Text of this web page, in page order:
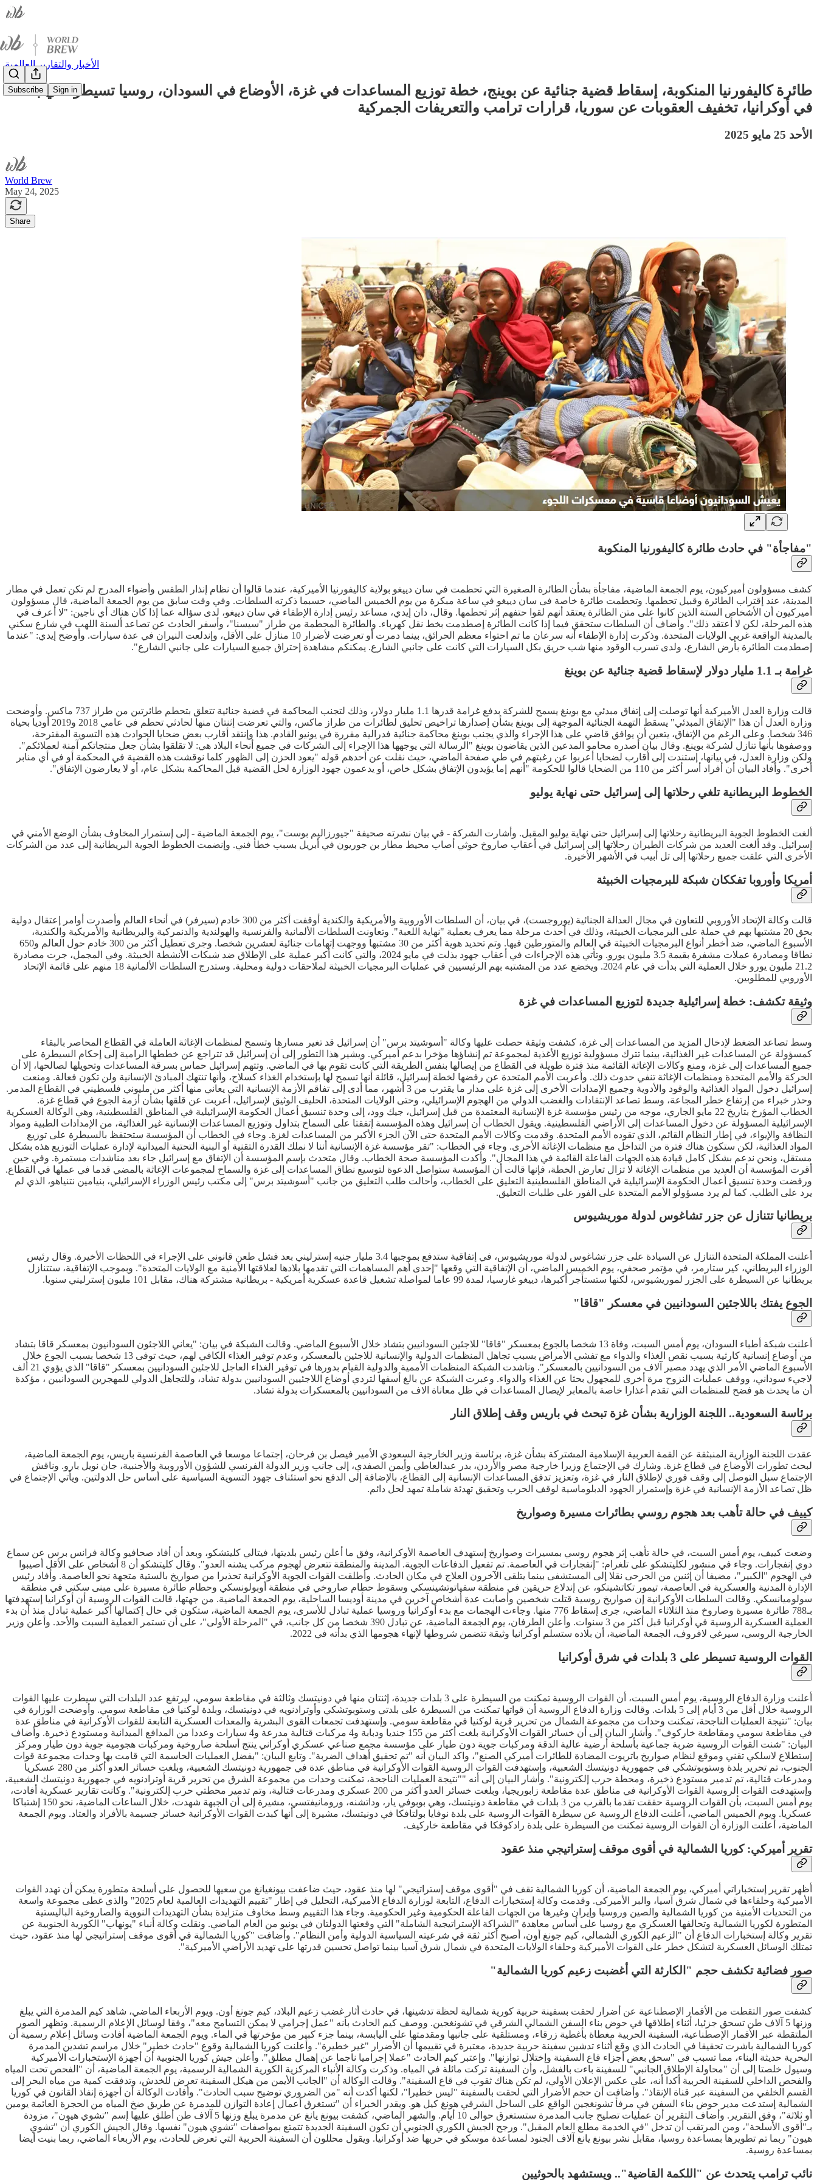
Subscribe Sign in
الأخبار والتقارير العالمية
طائرة كاليفورنيا المنكوبة، إسقاط قضية جنائية عن بوينج، خطة توزيع المساعدات في غزة، الأوضاع في السودان، روسيا تسيطر علي بلدات
في أوكرانيا، تخفيف العقوبات عن سوريا، قرارات ترامب والتعريفات الجمركية
الأحد 25 مايو 2025
World Brew
May 24, 2025
Share
"مفاجأة" في حادث طائرة كاليفورنيا المنكوبة
كشف مسؤولون أميركيون، يوم الجمعة الماضية، مفاجأة بشأن الطائرة الصغيرة التي تحطمت في سان دييغو بولاية كاليفورنيا الأميركية، عندما قالوا أن نظام إنذار الطقس وأضواء المدرج لم تكن تعمل في مطار
المدينة، عند إقتراب الطائرة وقبيل تحطمها. وتحطمت طائرة خاصة فى سان دييغو في ساعة مبكرة من يوم الخميس الماضي، حسبما ذكرته السلطات. وفي وقت سابق من يوم الجمعة الماضية، قال مسؤولون
أميركيون أن الأشخاص الستة الذين كانوا على متن الطائرة يعتقد أنهم لقوا حتفهم إثر تحطمها. وقال، دان إيدي، مساعد رئيس إدارة الإطفاء في سان دييغو، لدى سؤاله عما إذا كان هناك أي ناجين: "لا أعرف في
هذه المرحلة، لكن لا أعتقد ذلك". وأضاف أن السلطات ستحقق فيما إذا كانت الطائرة إصطدمت بخط نقل كهرباء. والطائرة المحطمة من طراز "سيسنا"، وأسفر الحادث عن تصاعد ألسنة اللهب في شارع سكني
بالمدينة الواقعة غربي الولايات المتحدة. وذكرت إدارة الإطفاء أنه سرعان ما تم احتواء معظم الحرائق، بينما دمرت أو تعرضت لأضرار 10 منازل على الأقل، وإندلعت النيران في عدة سيارات. وأوضح إيدي: "عندما
إصطدمت الطائرة بأرض الشارع، ولدى تسرب الوقود منها شب حريق بكل السيارات التي كانت على جانبي الشارع. يمكنكم مشاهدة إحتراق جميع السيارات على جانبي الشارع".
غرامة بـ 1.1 مليار دولار لإسقاط قضية جنائية عن بوينغ
قالت وزارة العدل الأميركية أنها توصلت إلى إتفاق مبدئي مع بوينغ يسمح للشركة بدفع غرامة قدرها 1.1 مليار دولار، وذلك لتجنب المحاكمة في قضية جنائية تتعلق بتحطم طائرتين من طراز 737 ماكس. وأوضحت
وزارة العدل أن هذا "الإتفاق المبدئي" يسقط التهمة الجنائية الموجهة إلى بوينغ بشأن إصدارها تراخيص تحليق لطائرات من طراز ماكس، والتي تعرضت إثنتان منها لحادثي تحطم في عامي 2018 و2019 أوديا بحياة
346 شخصا. وعلى الرغم من الإتفاق، يتعين أن يوافق قاضي على هذا الإجراء والذي يجنب بوينغ محاكمة جنائية فدرالية مقررة في يونيو القادم. هذا وإنتقد أقارب بعض ضحايا الحوادث هذه التسوية المقترحة،
ووصفوها بأنها تنازل لشركة بوينغ. وقال بيان أصدره محامو المدعين الذين يقاضون بوينغ "الرسالة التي يوجهها هذا الإجراء إلى الشركات في جميع أنحاء البلاد هي: لا تقلقوا بشأن جعل منتجاتكم آمنة لعملائكم".
ولكن وزارة العدل، في بيانها، إستندت إلى أقارب لضحايا أعربوا عن رغبتهم في طي صفحة الماضي، حيث نقلت عن أحدهم قوله "يعود الحزن إلى الظهور كلما نوقشت هذه القضية في المحكمة أو في أي منابر
أخرى". وأفاد البيان أن أفراد أسر أكثر من 110 من الضحايا قالوا للحكومة "أنهم إما يؤيدون الإتفاق بشكل خاص، أو يدعمون جهود الوزارة لحل القضية قبل المحاكمة بشكل عام، أو لا يعارضون الإتفاق".
الخطوط البريطانية تلغي رحلاتها إلى إسرائيل حتى نهاية يوليو
ألغت الخطوط الجوية البريطانية رحلاتها إلى إسرائيل حتى نهاية يوليو المقبل. وأشارت الشركة - في بيان نشرته صحيفة "جيورزاليم بوست"، يوم الجمعة الماضية - إلى إستمرار المخاوف بشأن الوضع الأمني في
إسرائيل. وقد ألغت العديد من شركات الطيران رحلاتها إلى إسرائيل في أعقاب صاروخ حوثي أصاب محيط مطار بن جوريون في أبريل بسبب خطأ فني. وإنضمت الخطوط الجوية البريطانية إلى عدد من الشركات
الأخرى التي علقت جميع رحلاتها إلى تل أبيب في الأشهر الأخيرة.
أمريكا وأوروبا تفككان شبكة للبرمجيات الخبيثة
قالت وكالة الإتحاد الأوروبي للتعاون في مجال العدالة الجنائية (يوروجست)، في بيان، أن السلطات الأوروبية والأمريكية والكندية أوقفت أكثر من 300 خادم (سيرفر) في أنحاء العالم وأصدرت أوامر إعتقال دولية
بحق 20 مشتبها بهم في حملة على البرمجيات الخبيثة، وذلك في أحدث مرحلة مما يعرف بعملية "نهاية اللعبة". وتعاونت السلطات الألمانية والفرنسية والهولندية والدنمركية والبريطانية والأمريكية والكندية،
الأسبوع الماضي، ضد أخطر أنواع البرمجيات الخبيثة في العالم والمتورطين فيها. وتم تحديد هوية أكثر من 30 مشتبها ووجهت إتهامات جنائية لعشرين شخصا. وجرى تعطيل أكثر من 300 خادم حول العالم و650
نطاقا ومصادرة عملات مشفرة بقيمة 3.5 مليون يورو. وتأتي هذه الإجراءات في أعقاب جهود بذلت في مايو 2024، والتي كانت أكبر عملية على الإطلاق ضد شبكات الأنشطة الخبيثة. وفي المجمل، جرت مصادرة
21.2 مليون يورو خلال العملية التي بدأت في عام 2024. ويخضع عدد من المشتبه بهم الرئيسيين في عمليات البرمجيات الخبيثة لملاحقات دولية ومحلية. وستدرج السلطات الألمانية 18 منهم على قائمة الإتحاد
الأوروبي للمطلوبين.
وثيقة تكشف: خطة إسرائيلية جديدة لتوزيع المساعدات في غزة
وسط تصاعد الضغط لإدخال المزيد من المساعدات إلى غزة، كشفت وثيقة حصلت عليها وكالة "أسوشيتد برس" أن إسرائيل قد تغير مسارها وتسمح لمنظمات الإغاثة العاملة في القطاع المحاصر بالبقاء
كمسؤولة عن المساعدات غير الغذائية، بينما تترك مسؤولية توزيع الأغذية لمجموعة تم إنشاؤها مؤخرا بدعم أميركي. ويشير هذا التطور إلى أن إسرائيل قد تتراجع عن خططها الرامية إلى إحكام السيطرة على
جميع المساعدات إلى غزة، ومنع وكالات الإغاثة القائمة منذ فترة طويلة في القطاع من إيصالها بنفس الطريقة التي كانت تقوم بها في الماضي. وتتهم إسرائيل حماس بسرقة المساعدات وتحويلها لصالحها، إلا أن
الحركة والأمم المتحدة ومنظمات الإغاثة تنفي حدوث ذلك. وأعربت الأمم المتحدة عن رفضها لخطة إسرائيل، قائلة أنها تسمح لها بإستخدام الغذاء كسلاح، وأنها تنتهك المبادئ الإنسانية ولن تكون فعالة. ومنعت
إسرائيل دخول المواد الغذائية والوقود والأدوية وجميع الإمدادات الأخرى إلى غزة على مدار ما يقترب من 3 أشهر، مما أدى إلى تفاقم الأزمة الإنسانية التي يعاني منها أكثر من مليوني فلسطيني في القطاع المدمر.
وحذر خبراء من إرتفاع خطر المجاعة، وسط تصاعد الإنتقادات والغضب الدولي من الهجوم الإسرائيلي، وحتى الولايات المتحدة، الحليف الوثيق لإسرائيل، أعربت عن قلقها بشأن أزمة الجوع في قطاع غزة.
الخطاب المؤرخ بتاريخ 22 مايو الجاري، موجه من رئيس مؤسسة غزة الإنسانية المعتمدة من قبل إسرائيل، جيك وود، إلى وحدة تنسيق أعمال الحكومة الإسرائيلية في المناطق الفلسطينية، وهي الوكالة العسكرية
الإسرائيلية المسؤولة عن دخول المساعدات إلى الأراضي الفلسطينية. ويقول الخطاب أن إسرائيل وهذه المؤسسة إتفقتا على السماح بتداول وتوزيع المساعدات الإنسانية غير الغذائية، من الإمدادات الطبية ومواد
النظافة والإيواء، في إطار النظام القائم، الذي تقوده الأمم المتحدة. وقدمت وكالات الأمم المتحدة حتى الآن الجزء الأكبر من المساعدات لغزة. وجاء في الخطاب أن المؤسسة ستحتفظ بالسيطرة على توزيع
المواد الغذائية، لكن ستكون هناك فترة من التداخل مع منظمات الإغاثة الأخرى. وجاء في الخطاب: "تقر مؤسسة غزة الإنسانية أننا لا نملك القدرة التقنية أو البنية التحتية الميدانية لإدارة عمليات التوزيع هذه بشكل
مستقل، ونحن ندعم بشكل كامل قيادة هذه الجهات الفاعلة القائمة في هذا المجال". وأكدت المؤسسة صحة الخطاب. وقال متحدث بإسم المؤسسة أن الإتفاق مع إسرائيل جاء بعد مناشدات مستمرة. وفي حين
أقرت المؤسسة أن العديد من منظمات الإغاثة لا تزال تعارض الخطة، فإنها قالت أن المؤسسة ستواصل الدعوة لتوسيع نطاق المساعدات إلى غزة والسماح لمجموعات الإغاثة بالمضي قدما في عملها في القطاع.
ورفضت وحدة تنسيق أعمال الحكومة الإسرائيلية في المناطق الفلسطينية التعليق على الخطاب، وأحالت طلب التعليق من جانب "أسوشيتد برس" إلى مكتب رئيس الوزراء الإسرائيلي، بنيامين نتنياهو، الذي لم
يرد على الطلب. كما لم يرد مسؤولو الأمم المتحدة على الفور على طلبات التعليق.
بريطانيا تتنازل عن جزر تشاغوس لدولة موريشيوس
أعلنت المملكة المتحدة التنازل عن السيادة على جزر تشاغوس لدولة موريشيوس، في إتفاقية ستدفع بموجبها 3.4 مليار جنيه إسترليني بعد فشل طعن قانوني على الإجراء في اللحظات الأخيرة. وقال رئيس
الوزراء البريطاني، كير ستارمر، في مؤتمر صحفي، يوم الخميس الماضي، أن الإتفاقية التي وقعها "إحدى أهم المساهمات التي تقدمها بلادها لعلاقتها الأمنية مع الولايات المتحدة". وبموجب الإتفاقية، ستتنازل
بريطانيا عن السيطرة على الجزر لموريشيوس، لكنها ستستأجر أكبرها، دييغو غارسيا، لمدة 99 عاما لمواصلة تشغيل قاعدة عسكرية أمريكية - بريطانية مشتركة هناك، مقابل 101 مليون إسترليني سنويا.
الجوع يفتك باللاجئين السودانيين في معسكر "قاقا"
أعلنت شبكة أطباء السودان، يوم أمس السبت، وفاة 13 شخصا بالجوع بمعسكر "قاقا" للاجئين السودانيين بتشاد خلال الأسبوع الماضي. وقالت الشبكة في بيان: "يعاني اللاجئون السودانيون بمعسكر قاقا بتشاد
من أوضاع إنسانية كارثية بسبب نقص الغذاء والدواء مع تفشي الأمراض بسبب تجاهل المنظمات الدولية والإنسانية للاجئين بالمعسكر، وعدم توفير الغذاء الكافي لهم، حيث توفى 13 شخصا بسبب الجوع خلال
الأسبوع الماضي الأمر الذي يهدد مصير آلاف من السودانيين بالمعسكر". وناشدت الشبكة المنظمات الأممية والدولية القيام بدورها في توفير الغذاء العاجل للاجئين السودانيين بمعسكر "قاقا" الذي يؤوي 21 ألف
لاجيء سوداني، ووقف عمليات النزوح مرة أخرى للمجهول بحثا عن الغذاء والدواء. وعبرت الشبكة عن بالغ أسفها لتردي أوضاع اللاجئيين السودانيين بدولة تشاد، وللتجاهل الدولي للمهجرين السودانيين ، مؤكدة
أن ما يحدث هو فضح للمنظمات التي تقدم أعذارا خاصة بالمعابر لإيصال المساعدات في ظل معاناة الاف من السودانيين بالمعسكرات بدولة تشاد.
برئاسة السعودية.. اللجنة الوزارية بشأن غزة تبحث في باريس وقف إطلاق النار
عقدت اللجنة الوزارية المنبثقة عن القمة العربية الإسلامية المشتركة بشأن غزة، برئاسة وزير الخارجية السعودي الأمير فيصل بن فرحان، إجتماعا موسعا في العاصمة الفرنسية باريس، يوم الجمعة الماضية،
لبحث تطورات الأوضاع في قطاع غزة. وشارك في الإجتماع وزيرا خارجية مصر والأردن، بدر عبدالعاطي وأيمن الصفدي، إلى جانب وزير الدولة الفرنسي للشؤون الأوروبية والأجنبية، جان نويل بارو. وناقش
الإجتماع سبل التوصل إلى وقف فوري لإطلاق النار في غزة، وتعزيز تدفق المساعدات الإنسانية إلى القطاع، بالإضافة إلى الدفع نحو استئناف جهود التسوية السياسية على أساس حل الدولتين. ويأتي الإجتماع في
ظل تصاعد الأزمة الإنسانية في غزة وإستمرار الجهود الدبلوماسية لوقف الحرب وتحقيق تهدئة شاملة تمهد لحل دائم.
كييف في حالة تأهب بعد هجوم روسي بطائرات مسيرة وصواريخ
وضعت كييف، يوم أمس السبت، في حالة تأهب إثر هجوم روسي بمسيرات وصواريخ إستهدف العاصمة الأوكرانية، وفق ما أعلن رئيس بلديتها، فيتالي كليتشكو، وبعد أن أفاد صحافيو وكالة فرانس برس عن سماع
دوي إنفجارات. وجاء في منشور لكليتشكو على تلغرام: "إنفجارات في العاصمة. تم تفعيل الدفاعات الجوية. المدينة والمنطقة تتعرض لهجوم مركب يشنه العدو". وقال كليتشكو أن 8 أشخاص على الأقل أصيبوا
في الهجوم "الكبير"، مضيفا أن إثنين من الجرحى نقلا إلى المستشفى بينما يتلقى الآخرون العلاج في مكان الحادث. وأطلقت القوات الجوية الأوكرانية تحذيرا من صواريخ بالستية متجهة نحو العاصمة. وأفاد رئيس
الإدارة المدنية والعسكرية في العاصمة، تيمور تكاتشينكو، عن إندلاع حريقين في منطقة سفياتوتشينسكي وسقوط حطام صاروخي في منطقة أوبولونسكي وحطام طائرة مسيرة على مبنى سكني في منطقة
سولوميانسكي. وقالت السلطات الأوكرانية إن صواريخ روسية قتلت شخصين وأصابت عدة أشخاص آخرين في مدينة أوديسا الساحلية، يوم الجمعة الماضية. من جهتها، قالت القوات الروسية أن أوكرانيا إستهدفتها
بـ788 طائرة مسيرة وصاروخ منذ الثلاثاء الماضي، جرى إسقاط 776 منها. وجاءت الهجمات مع بدء أوكرانيا وروسيا عملية تبادل للأسرى، يوم الجمعة الماضية، ستكون في حال إكتمالها أكبر عملية تبادل منذ أن بدء
العملية العسكرية الروسية في أوكرانيا قبل أكثر من 3 سنوات. وأعلن الطرفان، يوم الجمعة الماضية، عن تبادل 390 شخصا من كل جانب، في "المرحلة الأولى"، على أن تستمر العملية السبت والأحد. وأعلن وزير
الخارجية الروسي، سيرغي لافروف، الجمعة الماضية، أن بلاده ستسلم أوكرانيا وثيقة تتضمن شروطها لإنهاء هجومها الذي بدأته في 2022.
القوات الروسية تسيطر على 3 بلدات في شرق أوكرانيا
أعلنت وزارة الدفاع الروسية، يوم أمس السبت، أن القوات الروسية تمكنت من السيطرة على 3 بلدات جديدة، إثنتان منها في دونيتسك وثالثة في مقاطعة سومي، ليرتفع عدد البلدات التي سيطرت عليها القوات
الروسية خلال أقل من 3 أيام إلى 5 بلدات. وقالت وزارة الدفاع الروسية أن قواتها تمكنت من السيطرة على بلدتي وستوبوتشكي وأوترادنويه في دونيتسك، وبلدة لوكنيا في مقاطعة سومي. وأوضحت الوزارة في
بيان: "نتيجة العمليات الناجحة، تمكنت وحدات من مجموعة الشمال من تحرير قرية لوكنيا في مقاطعة سومي. وإستهدفت تجمعات القوى البشرية والمعدات العسكرية التابعة للقوات الأوكرانية في مناطق عدة
في مقاطعة سومي ومقاطعة خاركوف". وأشار البيان إلى أن خسائر القوات الأوكرانية بلغت أكثر من 155 جنديا ودبابة و4 مركبات قتالية مدرعة و4 سيارات وعددا من المدافع الميدانية ومستودع ذخيرة. وأضاف
البيان: "شنت القوات الروسية ضربة جماعية بأسلحة أرضية عالية الدقة ومركبات جوية دون طيار على مؤسسة مجمع صناعي عسكري أوكراني ينتج أسلحة صاروخية ومركبات هجومية جوية دون طيار ومركز
إستطلاع لاسلكي تقني وموقع لنظام صواريخ باتريوت المضادة للطائرات أميركي الصنع"، واكد البيان أنه "تم تحقيق أهداف الضربة". وتابع البيان: "بفضل العمليات الحاسمة التي قامت بها وحدات مجموعة قوات
الجنوب، تم تحرير بلدة وستوبوتشكي في جمهورية دونيتسك الشعبية، وإستهدفت القوات الروسية القوات الأوكرانية في مناطق عدة في جمهورية دونيتسك الشعبية، وبلغت خسائر العدو أكثر من 280 عسكريا
ومدرعات قتالية، تم تدمير مستودع ذخيرة، ومحطة حرب إلكترونية". وأشار البيان إلى أنه ""نتيجة العمليات الناجحة، تمكنت وحدات من مجموعة الشرق من تحرير قرية أوترادنويه في جمهورية دونيتسك الشعبية،
وإستهدفت القوات الروسية القوات الأوكرانية في مناطق عدة مقاطعة زابوريجيا، وبلغت خسائر العدو أكثر من 200 عسكري ومدرعات قتالية، وتم تدمير محطتي حرب إلكترونية". وكانت تقارير عسكرية أفادت،
يوم أمس السبت، بأن القوات الروسية حققت تقدما بالقرب من 3 بلدات في مقاطعة دونيتسك، وهي بوبوفي يار، وداتشنه، ورومانيفتسي، مشيرة إلى أن الجبهة شهدت، خلال الساعات الماضية، نحو 150 إشتباكا
عسكريا. ويوم الخميس الماضي، أعلنت الدفاع الروسية عن سيطرة القوات الروسية على بلدة نوفايا بولتافكا في دونيتسك، مشيرة إلى أنها كبدت القوات الأوكرانية خسائر جسيمة بالأفراد والعتاد. ويوم الجمعة
الماضية، أعلنت الوزارة أن القوات الروسية تمكنت من السيطرة على بلدة رادكوفكا في مقاطعة خاركيف.
تقرير أميركي: كوريا الشمالية في أقوى موقف إستراتيجي منذ عقود
أظهر تقرير إستخباراتي أميركي، يوم الجمعة الماضية، أن كوريا الشمالية تقف في "أقوى موقف إستراتيجي" لها منذ عقود، حيث ضاعفت بيونغيانغ من سعيها للحصول على أسلحة متطورة يمكن أن تهدد القوات
الأميركية وحلفاءها في شمال شرق آسيا، والبر الأميركي. وقدمت وكالة إستخبارات الدفاع، التابعة لوزارة الدفاع الأميركية، التحليل في إطار "تقييم التهديدات العالمية لعام 2025" والذي غطى مجموعة واسعة
من التحديات الأمنية من كوريا الشمالية والصين وروسيا وإيران وغيرها من الجهات الفاعلة الحكومية وغير الحكومية. وجاء هذا التقييم وسط مخاوف متزايدة بشأن التهديدات النووية والصاروخية الباليستية
المتطورة لكوريا الشمالية وتحالفها العسكري مع روسيا على أساس معاهدة "الشراكة الإستراتيجية الشاملة" التي وقعتها الدولتان في يونيو من العام الماضي. ونقلت وكالة أنباء "يونهاب" الكورية الجنوبية عن
تقرير وكالة إستخبارات الدفاع أن "الزعيم الكوري الشمالي، كيم جونغ أون، أصبح أكثر ثقة في شرعيته السياسية الدولية وأمن النظام". وأضافت "كوريا الشمالية في أقوى موقف إستراتيجي لها منذ عقود، حيث
تمتلك الوسائل العسكرية لتشكل خطر على القوات الأميركية وحلفاء الولايات المتحدة في شمال شرق آسيا بينما تواصل تحسين قدرتها على تهديد الأراضي الأميركية".
صور فضائية تكشف حجم "الكارثة التي أغضبت زعيم كوريا الشمالية"
كشفت صور التقطت من الأقمار الإصطناعية عن أضرار لحقت بسفينة حربية كورية شمالية لحظة تدشينها، في حادث أثار غضب زعيم البلاد، كيم جونغ أون. ويوم الأربعاء الماضي، شاهد كيم المدمرة التي يبلغ
وزنها 5 آلاف طن تسحق جزئيا، أثناء إطلاقها في حوض بناء السفن الشمالي الشرقي في تشونغجين. ووصف كيم الحادث بأنه "عمل إجرامي لا يمكن التسامح معه"، وفقا لوسائل الإعلام الرسمية. وتظهر الصور
الملتقطة عبر الأقمار الإصطناعية، السفينة الحربية مغطاة بأغطية زرقاء، ومستلقية على جانبها ومقدمتها على اليابسة، بينما جزء كبير من مؤخرتها في الماء. ويوم الجمعة الماضية أفادت وسائل إعلام رسمية أن
كوريا الشمالية باشرت تحقيقا في الحادث الذي وقع أثناء تدشين سفينة حربية جديدة، معتبرة في تقييمها أن الأضرار "غير خطيرة". وأعلنت كوريا الشمالية وقوع "حادث خطير" خلال مراسم تشدين المدمرة
البحرية حديثة البناء، مما تسبب في "سحق بعض أجزاء قاع السفينة وإختلال توازنها". وإعتبر كيم الحادث "عملا إجراميا ناجما عن إهمال مطلق". وأعلن جيش كوريا الجنوبية أن أجهزة الإستخبارات الأميركية
وسيول خلصتا إلى أن "محاولة الإطلاق الجانبي" للسفينة باءت بالفشل، وأن السفينة تركت مائلة في المياه. وذكرت وكالة الأنباء المركزية الكورية الشمالية الرسمية، يوم الجمعة الماضية، أن "الفحص تحت المياه
والفحص الداخلي للسفينة الحربية أكدا أنه، على عكس الإعلان الأولي، لم تكن هناك ثقوب في قاع السفينة". وقالت الوكالة أن "الجانب الأيمن من هيكل السفينة تعرض للخدش، وتدفقت كمية من مياه البحر إلى
القسم الخلفي من السفينة عبر قناة الإنقاذ". وأضافت أن حجم الأضرار التي لحقت بالسفينة "ليس خطيرا"، لكنها أكدت أنه "من الضروري توضيح سبب الحادث". وأفادت الوكالة أن أجهزة إنفاذ القانون في كوريا
الشمالية إستدعت مدير حوض بناء السفن في مرفأ تشونغجين الواقع على الساحل الشرقي هونغ كيل هو. ويقدر الخبراء أن "تستغرق أعمال إعادة التوازن للمدمرة عن طريق ضخ المياه من الحجرة العائمة يومين
أو ثلاثة"، وفق التقرير. وأضاف التقرير أن عمليات تصليح جانب المدمرة ستستغرق حوالى 10 أيام. والشهر الماضي، كشفت بيونغ يانغ عن مدمرة يبلغ وزنها 5 آلاف طن أطلق عليها إسم "تشوي هيون"، مزودة
بـ"أقوى الأسلحة"، ومن المرتقب أن تدخل "في الخدمة مطلع العام المقبل". ورجح الجيش الكوري الجنوبي أن تكون السفينة الجديدة تتمتع بمواصفات "تشوي هيون" نفسها. وقال الجيش الكوري أن "تشوي
هيون" ربما تم تطويرها بمساعدة روسيا، مقابل نشر بيونغ يانغ آلاف الجنود لمساعدة موسكو في حربها ضد أوكرانيا. ويقول محللون أن السفينة الحربية التي تعرض للحادث، يوم الأربعاء الماضي، ربما بنيت أيضا
بمساعدة روسية.
نائب ترامب يتحدث عن "اللكمة القاضية".. ويستشهد بالحوثيين